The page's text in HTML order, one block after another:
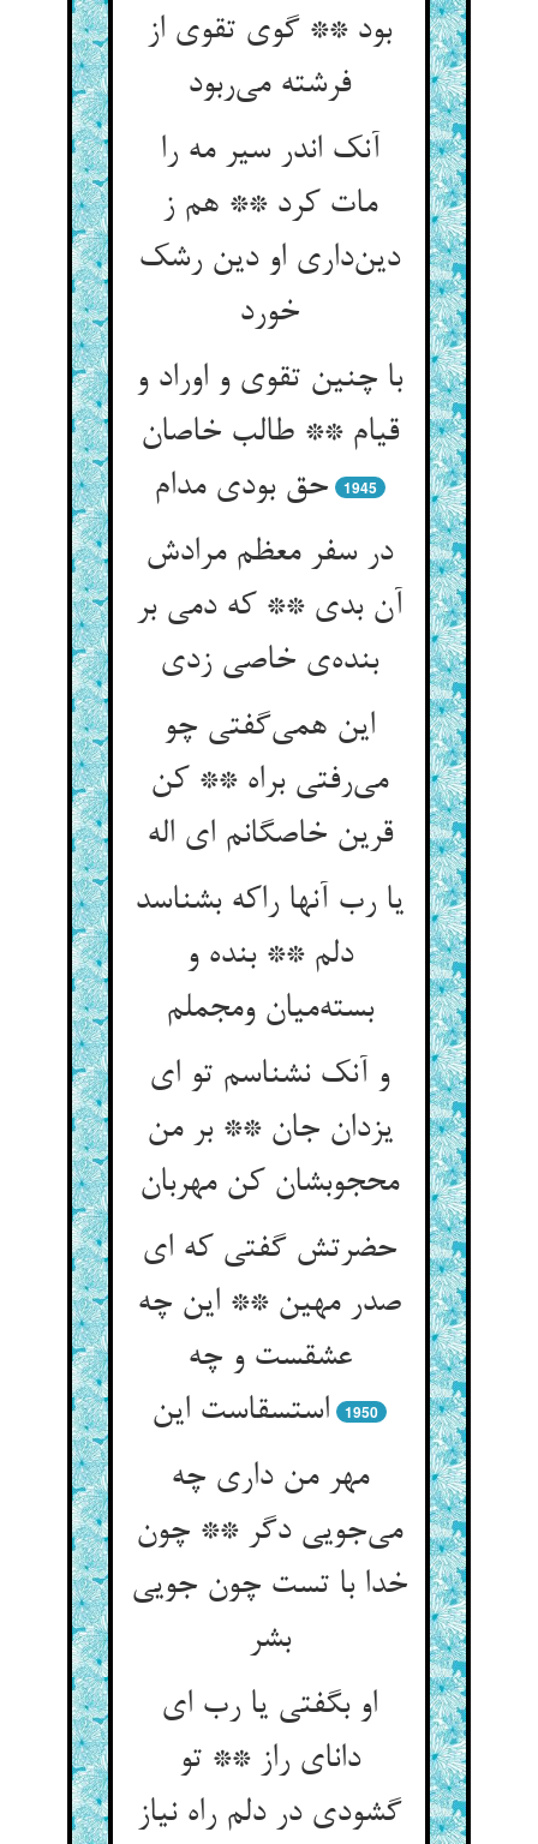
بود ** گوی تقوی از
فرشته می‌ربود
آنک اندر سیر مه را
مات کرد ** هم ز
دین‌داری او دین رشک
خورد
با چنین تقوی و اوراد و
قیام ** طالب خاصان
حق بودی مدام
1945
در سفر معظم مرادش
آن بدی ** که دمی بر
بنده‌ی خاصی زدی
این همی‌گفتی چو
می‌رفتی براه ** کن
قرین خاصگانم ای اله
یا رب آنها راکه بشناسد
دلم ** بنده و
بسته‌میان ومجملم
و آنک نشناسم تو ای
یزدان جان ** بر من
محجوبشان کن مهربان
حضرتش گفتی که ای
صدر مهین ** این چه
عشقست و چه
استسقاست این
1950
مهر من داری چه
می‌جویی دگر ** چون
خدا با تست چون جویی
بشر
او بگفتی یا رب ای
دانای راز ** تو
گشودی در دلم راه نیاز